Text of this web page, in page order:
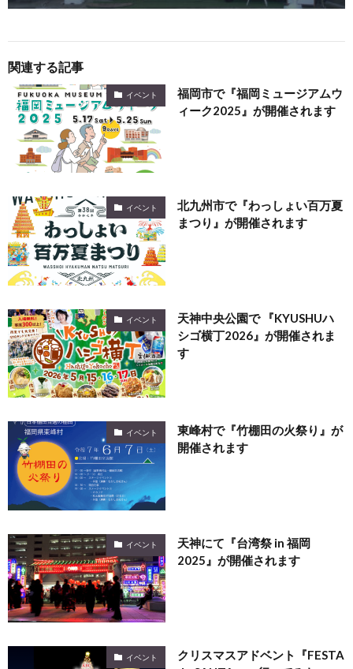
関連する記事
イベント
福岡市で『福岡ミュージアムウ
ィーク2025』が開催されます
イベント
北九州市で『わっしょい百万夏
まつり』が開催されます
イベント
天神中央公園で 『KYUSHUハ
シゴ横丁2026』が開催されま
す
イベント
東峰村で『竹棚田の火祭り』が
開催されます
イベント
天神にて『台湾祭 in 福岡
2025』が開催されます
イベント
クリスマスアドベント『FESTA